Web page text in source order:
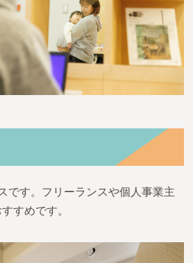
です。フリーランスや個人事業主
すめです。